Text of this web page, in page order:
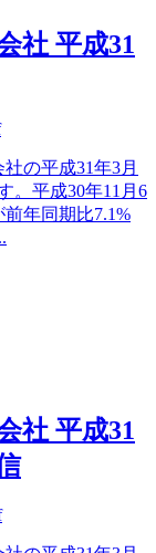
社 平成31
の平成31年3月
。平成30年11月6
年同期比7.1%
社 平成31